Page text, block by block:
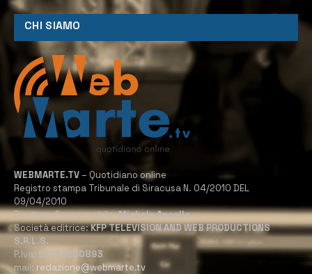
CHI SIAMO
WEBMARTE.TV – Quotidiano online
Registro stampa Tribunale di Siracusa N. 04/2010 DEL
09/04/2010
Direttore Responsabile:Michele Accolla
Società editrice:KFP TELEVISION AND WEB PRODUCTIONS
S.R.L.S.
P.Iva: 02184950893
mail: redazione@webmarte.tv